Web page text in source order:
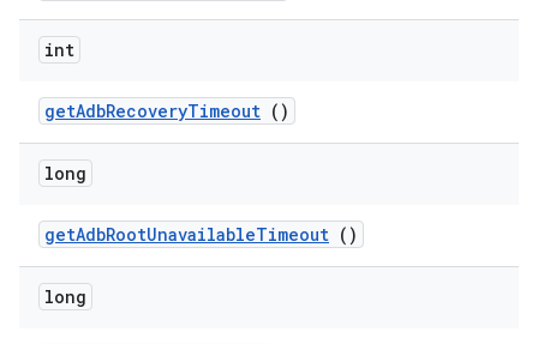
int
getAdbRecoveryTimeout ()
long
getAdbRootUnavailableTimeout ()
long